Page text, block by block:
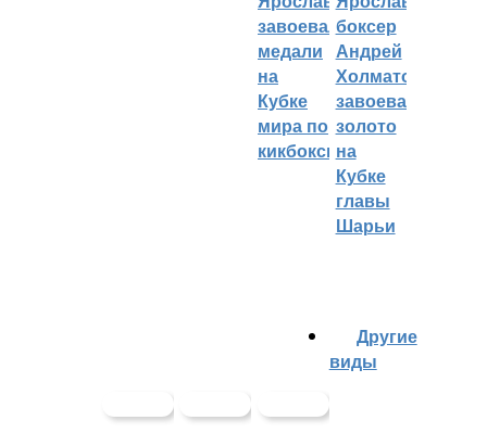
завоевали
медали
на
Кубке
мира по
кикбоксингу
боксер
Андрей
Холматов
завоевал
золото
на
Кубке
главы
Шарьи
Другие
виды